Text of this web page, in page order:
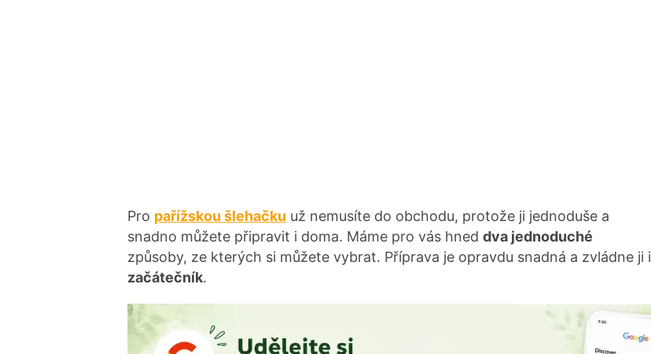
Pro pařížskou šlehačku už nemusíte do obchodu, protože ji jednoduše a
snadno můžete připravit i doma. Máme pro vás hned dva jednoduché
způsoby, ze kterých si můžete vybrat. Příprava je opravdu snadná a zvládne ji i
začátečník.